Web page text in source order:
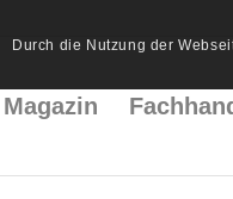
Magazin
Durch die Nutzung der